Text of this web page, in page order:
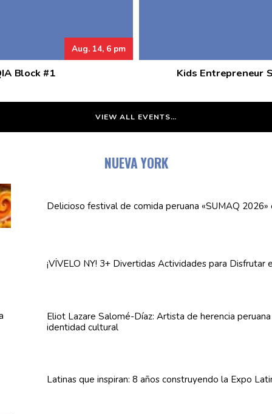
Aug. 14, 6 pm
Block #1 Kids Entrepreneur
VIEW ALL EVENTS…
NUEVA YORK
Delicioso festival de comida peruana «SUMAQ
¡VÍVELO NY! 3+ Divertidas Actividadespara Disfrutar
Eliot Lazare Salomé-Díaz: Artista de herencia
identidad cultural
Latinas que inspiran: 8 años construyendo la Expo